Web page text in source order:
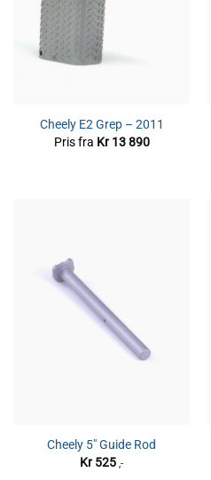
Cheely E2 Grep – 2011
Pris fra Kr13 890
Cheely 5″ Guide Rod
Kr525 ,-